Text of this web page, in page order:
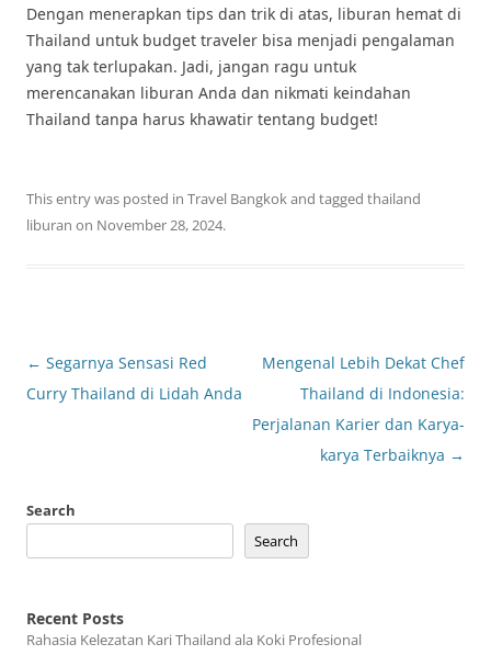
Dengan menerapkan tips dan trik di atas, liburan hemat di
Thailand untuk budget traveler bisa menjadi pengalaman
yang tak terlupakan. Jadi, jangan ragu untuk
merencanakan liburan Anda dan nikmati keindahan
Thailand tanpa harus khawatir tentang budget!
This entry was posted in Travel Bangkokand tagged thailand
liburan on November 28, 2024.
Post
navigation
← Segarnya Sensasi Red
Curry Thailand di Lidah Anda
Mengenal Lebih Dekat Chef
Thailand di Indonesia:
Perjalanan Karier dan Karya-
karya Terbaiknya →
Search
Search
Recent Posts
Rahasia Kelezatan Kari Thailand ala Koki Profesional